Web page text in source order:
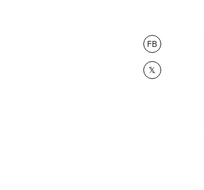
FB
𝕏